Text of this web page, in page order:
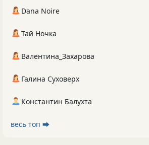
Dana Noire
Тай Ночка
Валентина_Захарова
Галина Суховерх
Константин Балухта
весь топ ⮕